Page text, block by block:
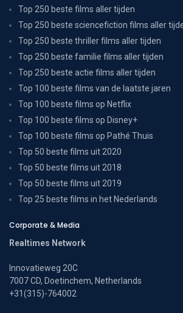
Top 250 beste films aller tijden
Top 250 beste sciencefiction films aller
Top 250 beste thriller films aller tijden
Top 250 beste familie films aller tijden
Top 250 beste actie films aller tijden
Top 100 beste films van de laatste jaren
Top 100 beste films op Netflix
Top 100 beste films op Disney+
Top 100 beste films op Pathé Thuis
Top 50 beste films uit 2020
Top 50 beste films uit 2018
Top 50 beste films uit 2019
Top 25 beste films in het Nederlands
Corporate & Media
Realtimes Network
Innovatieweg 20C
7007 CD, Doetinchem, Netherlands
+31(315)-764002